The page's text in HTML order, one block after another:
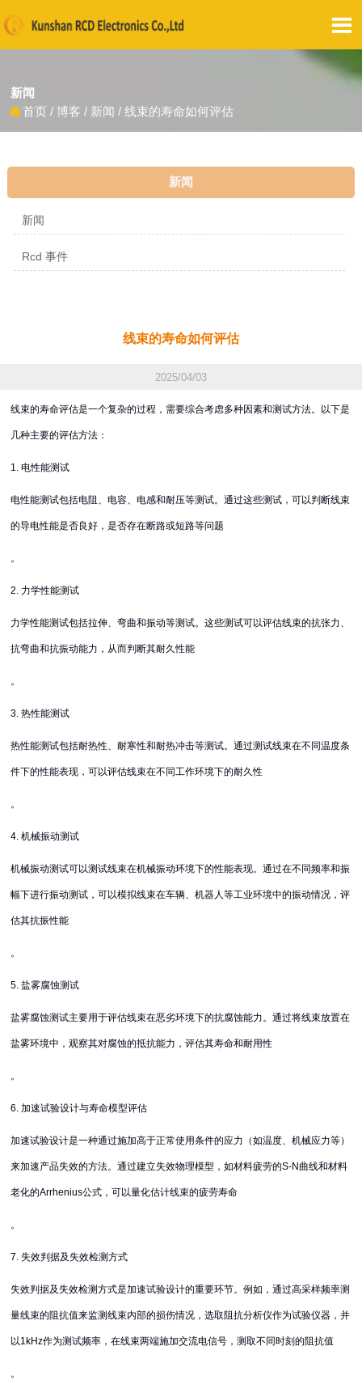

新闻
首页 / 博客 / 新闻 / 线束的寿命如何评估
新闻
新闻
Rcd 事件
线束的寿命如何评估
2025/04/03
线束的寿命评估是一个复杂的过程，需要综合考虑多种因素和测试方法。以下是
几种主要的评估方法：
1. 电性能测试
电性能测试包括电阻、电容、电感和耐压等测试。通过这些测试，可以判断线束
的导电性能是否良好，是否存在断路或短路等问题
。
2. 力学性能测试
力学性能测试包括拉伸、弯曲和振动等测试。这些测试可以评估线束的抗张力、
抗弯曲和抗振动能力，从而判断其耐久性能
。
3. 热性能测试
热性能测试包括耐热性、耐寒性和耐热冲击等测试。通过测试线束在不同温度条
件下的性能表现，可以评估线束在不同工作环境下的耐久性
。
4. 机械振动测试
机械振动测试可以测试线束在机械振动环境下的性能表现。通过在不同频率和振
幅下进行振动测试，可以模拟线束在车辆、机器人等工业环境中的振动情况，评
估其抗振性能
。
5. 盐雾腐蚀测试
盐雾腐蚀测试主要用于评估线束在恶劣环境下的抗腐蚀能力。通过将线束放置在
盐雾环境中，观察其对腐蚀的抵抗能力，评估其寿命和耐用性
。
6. 加速试验设计与寿命模型评估
加速试验设计是一种通过施加高于正常使用条件的应力（如温度、机械应力等）
来加速产品失效的方法。通过建立失效物理模型，如材料疲劳的S-N曲线和材料
老化的Arrhenius公式，可以量化估计线束的疲劳寿命
。
7. 失效判据及失效检测方式
失效判据及失效检测方式是加速试验设计的重要环节。例如，通过高采样频率测
量线束的阻抗值来监测线束内部的损伤情况，选取阻抗分析仪作为试验仪器，并
以1kHz作为测试频率，在线束两端施加交流电信号，测取不同时刻的阻抗值
。